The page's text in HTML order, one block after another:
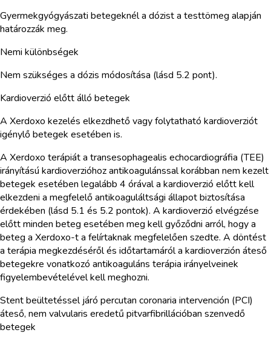
Gyermekgyógyászati betegeknél a dózist a testtömeg alapján
határozzák meg.
Nemi különbségek
Nem szükséges a dózis módosítása (lásd 5.2 pont).
Kardioverzió előtt álló betegek
A Xerdoxo kezelés elkezdhető vagy folytatható kardioverziót
igénylő betegek esetében is.
A Xerdoxo terápiát a transesophagealis echocardiográfia (TEE)
irányítású kardioverzióhoz antikoagulánssal korábban nem kezelt
betegek esetében legalább 4 órával a kardioverzió előtt kell
elkezdeni a megfelelő antikoaguláltsági állapot biztosítása
érdekében (lásd 5.1 és 5.2 pontok). A kardioverzió elvégzése
előtt minden beteg esetében meg kell győződni arról, hogy a
beteg a Xerdoxo-t a felírtaknak megfelelően szedte. A döntést
a terápia megkezdéséről és időtartamáról a kardioverzión áteső
betegekre vonatkozó antikoaguláns terápia irányelveinek
figyelembevételével kell meghozni.
Stent beültetéssel járó percutan coronaria intervención (PCI)
áteső, nem valvularis eredetű pitvarfibrillációban szenvedő
betegek